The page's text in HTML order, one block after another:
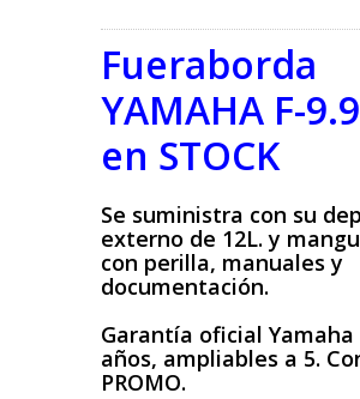
Fueraborda
YAMAHA F-
en STOCK
Se suministra con su
externo de 12L. y
con perilla, manuales y
documentación.
Garantía oficial Yamaha
años, ampliables a 5.
PROMO.